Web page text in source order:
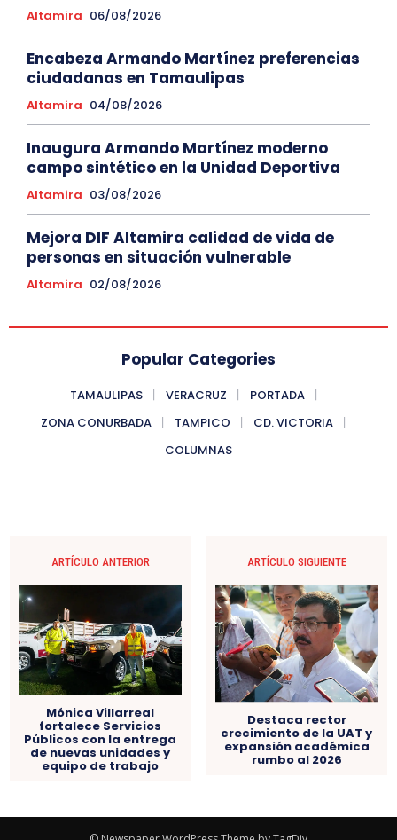
Altamira 06/08/2026
Encabeza Armando Martínez preferencias
ciudadanas en Tamaulipas
Altamira 04/08/2026
Inaugura Armando Martínez moderno
campo sintético en la Unidad Deportiva
Altamira 03/08/2026
Mejora DIF Altamira calidad de vida de
personas en situación vulnerable
Altamira 02/08/2026
Popular Categories
TAMAULIPAS VERACRUZ
PORTADA
ZONA CONURBADA
TAMPICO
CD. VICTORIA
COLUMNAS
ARTÍCULO ANTERIOR
Mónica Villarreal
fortalece Servicios
Públicos con la entrega
de nuevas unidades y
equipo de trabajo
ARTÍCULO SIGUIENTE
Destaca rector
crecimiento de la UAT y
expansión académica
rumbo al 2026